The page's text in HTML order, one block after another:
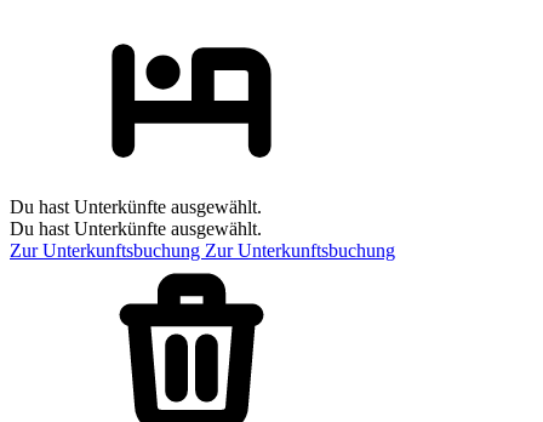
Du hast Unterkünfte ausgewählt.
Du hast Unterkünfte ausgewählt.
Zur Unterkunftsbuchung Zur Unterkunftsbuchung